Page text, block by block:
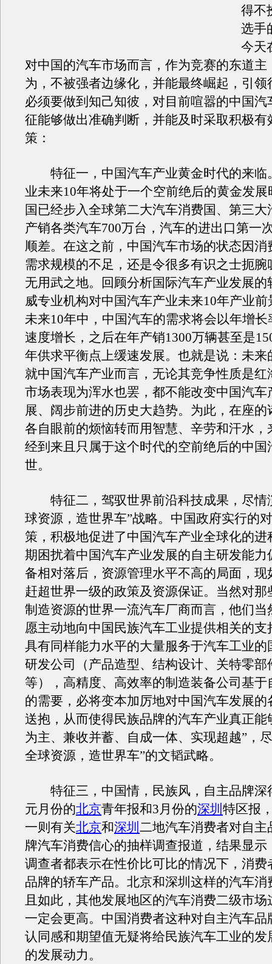
得不
选手
今天
对中国的汽车市场而言，作为竞赛的东道主
为，不被强者边缘化，并能最终崛起，引领
必须要做到知己知彼，对目前喧嚣的中国汽
征能够做出准确判断，并能及时采取积极有
策：
特征一，中国汽车产业黄金时代的来临
业未来10年将处于一个空前绝后的黄金发展
国已经步入全球第二大汽车消费国、第三大
产销各类汽车700万台，汽车的进出口第一
顺差。在这之前，中国汽车市场的状态因消
需求规模的不足，还是令很多有识之士扼
无用武之地。回顾分析国际汽车产业发展的
威专业机构对中国汽车产业未来10年产业
未来10年中，中国汽车的需求将会以年增
速度增长，之后在年产销1300万辆甚至是
年供求平衡点上缓速发展。也就是说：未来
就中国汽车产业而言，无论其竞争性质是红
市场表现为浑水也罢，都不能改变中国汽车
展、阔步前进的历史大趋势。为此，在座的
各自眼前的烦恼转而用智慧、辛劳和汗水，
经到来且只属于这个时代的空前绝后的中国
世。
特征二，驾驭世界前沿科技成果，尽情
球资源，造世界车”战略。中国政府实行的
策，积极地促进了中国汽车产业全球化的进
期困扰着中国汽车产业发展的自主研发能力
备相对落后，资源管理水平不高的局面，现
赶超世界一级的政策及资源保证。当然对那
制造资源的世界一流汽车厂商而言，他们当
愿主动地向中国民族汽车工业提供相关的支
具有同样能力水平的大量服务于汽车工业的
研发公司（产品造型、结构设计、关特零部
等），高精度、高效率的制造装备公司基于
的需要，必将变本加厉地对中国汽车发展的
送抱，从而使得民族品牌的汽车产业真正能
为主、兼收并蓄、自成一体、实现超越”，
全球资源，造世界车”的文韬武略。
特征三，中国情，民族风，自主品牌深
元月份的北京青年报和3月份的深圳 特区报
一则有关北京和深圳 二地汽车消费者对自主
牌汽车消费信心的抽样调查报道，结果显
调查者都表示在性价比可比的情况下，消费
品牌的轿车产品。北京和深圳这样的汽车消
且如此，其他发展地区的汽车消费二级市场
一定会更高。中国消费者这种对自主汽车品
认同感和期望值无疑将给民族汽车工业的发
的发展动力。